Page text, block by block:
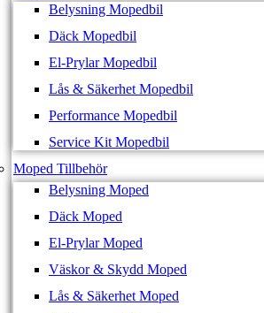
Belysning Mopedbil
Däck Mopedbil
El-Prylar Mopedbil
Lås & Säkerhet Mopedbil
Performance Mopedbil
Service Kit Mopedbil
Moped Tillbehör
Belysning Moped
Däck Moped
El-Prylar Moped
Väskor & Skydd Moped
Lås & Säkerhet Moped